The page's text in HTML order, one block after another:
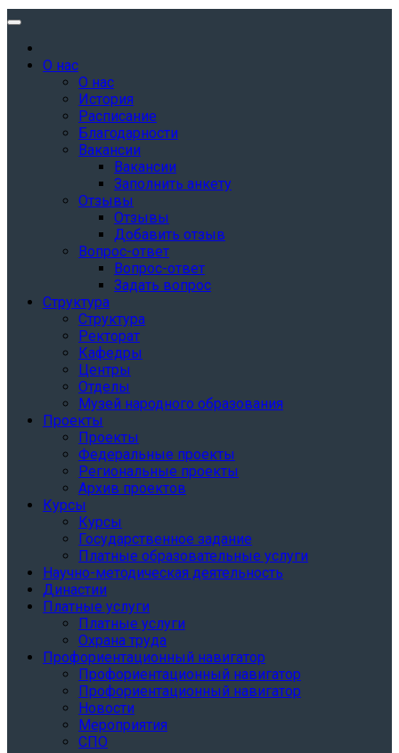
О нас
О нас
История
Расписание
Благодарности
Вакансии
Вакансии
Заполнить анкету
Отзывы
Отзывы
Добавить отзыв
Вопрос-ответ
Вопрос-ответ
Задать вопрос
Структура
Структура
Ректорат
Кафедры
Центры
Отделы
Музей народного образования
Проекты
Проекты
Федеральные проекты
Региональные проекты
Архив проектов
Курсы
Курсы
Государственное задание
Платные образовательные услуги
Научно-методическая деятельность
Династии
Платные услуги
Платные услуги
Охрана труда
Профориентационный навигатор
Профориентационный навигатор
Профориентационный навигатор
Новости
Мероприятия
СПО